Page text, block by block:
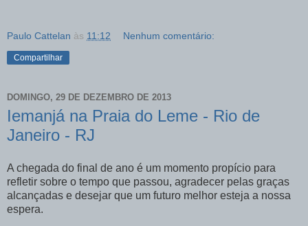
Paulo Cattelan às 11:12 Nenhum comentário:
Compartilhar
DOMINGO, 29 DE DEZEMBRO DE 2013
Iemanjá na Praia do Leme - Rio de
Janeiro - RJ
A chegada do final de ano é um momento propício para
refletir sobre o tempo que passou, agradecer pelas graças
alcançadas e desejar que um futuro melhor esteja a nossa
espera.